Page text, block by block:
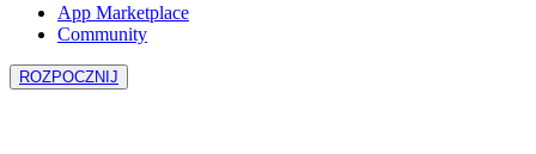
App Marketplace
Community
ROZPOCZNIJ